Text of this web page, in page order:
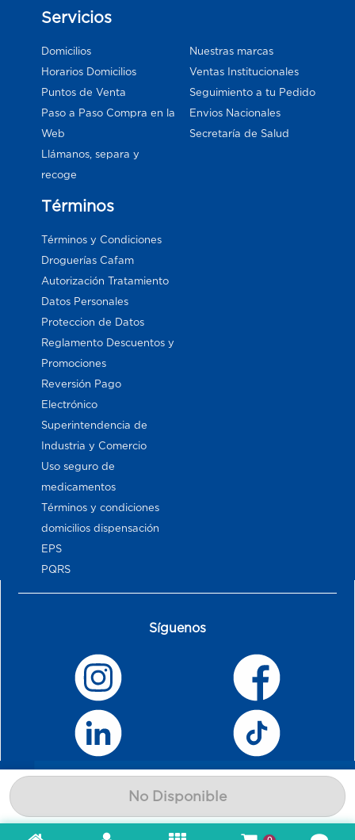
No Disponible
Servicios
Domicilios
Horarios Domicilios
Puntos de Venta
Paso a Paso Compra en la
Web
Llámanos, separa y
recoge
Nuestras marcas
Ventas Institucionales
Seguimiento a tu Pedido
Envios Nacionales
Secretaría de Salud
Términos
Términos y Condiciones
Droguerías Cafam
Autorización Tratamiento
Datos Personales
Proteccion de Datos
Reglamento Descuentos y
Promociones
Reversión Pago
Electrónico
Superintendencia de
Industria y Comercio
Uso seguro de
medicamentos
Términos y condiciones
domicilios dispensación
EPS
PQRS
Síguenos